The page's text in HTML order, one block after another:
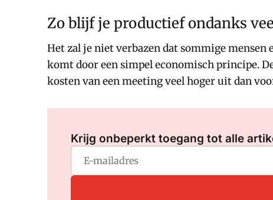
Zo blijf je productief ondanks
Het zal je niet verbazen dat sommige
komt door een simpel economisch principe.
kosten van een meeting veel hoger uit dan
Krijg onbeperkt toegang tot alle